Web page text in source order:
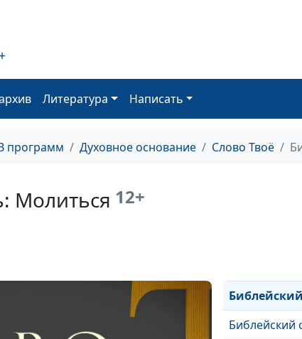
Литература Написать
программ Духовное основание Слово Твоё
Молиться 12+
Библейский
Библейский
Библейский